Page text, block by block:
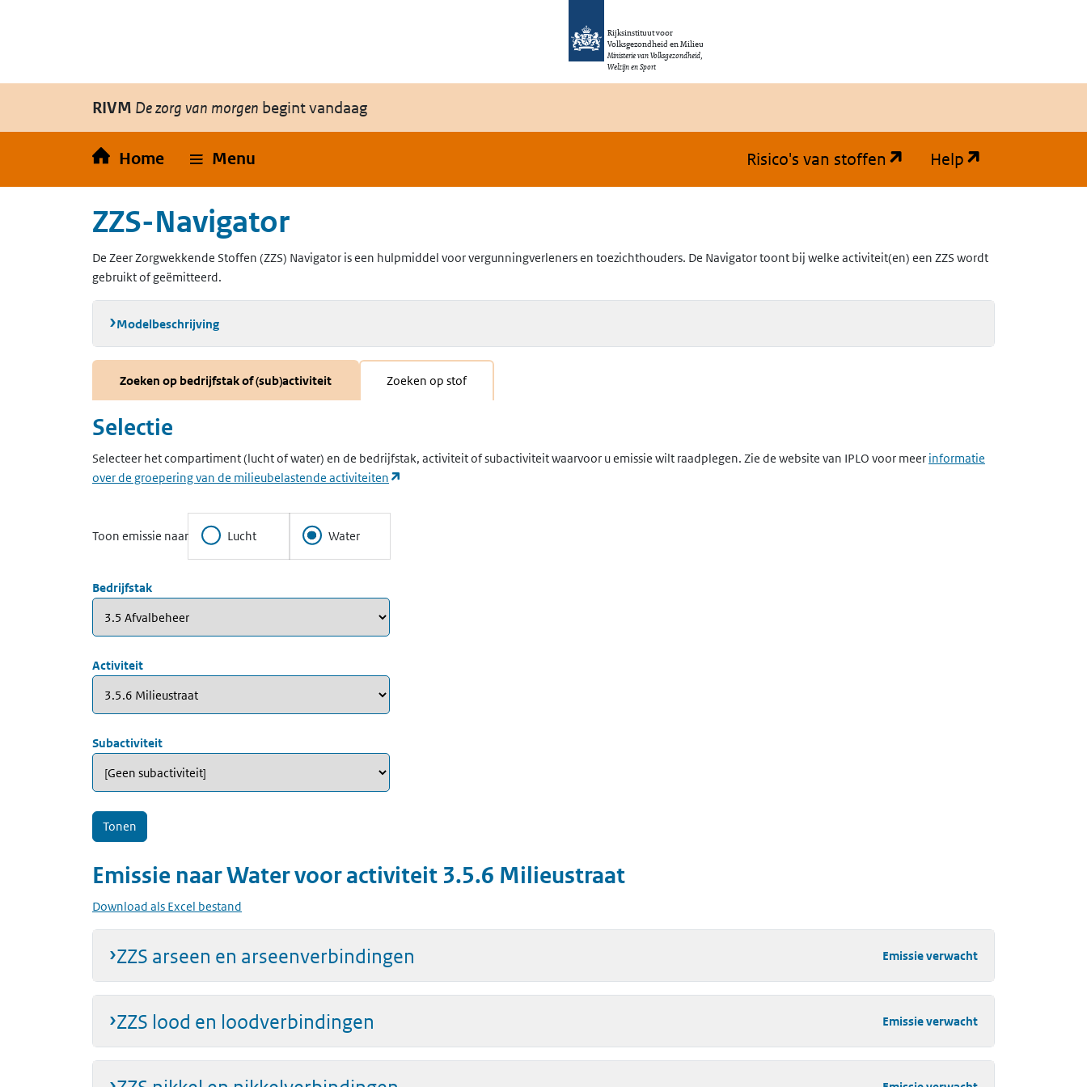
Rijksinstituut voor
Volksgezondheid en Milieu
Ministerie van Volksgezondheid,
Welzijn en Sport
RIVM De zorg van morgen begint vandaag
Home Menu Risico's van stoffen (opent in een nieuw
Help
ZZS-Navigator
De Zeer Zorgwekkende Stoffen (ZZS) Navigator is een hulpmiddel voor vergunningverleners en toezichthouders. De Navigator toont bij welke activiteit(en) een ZZS wordt
gebruikt of geëmitteerd.
Modelbeschrijving
Zoeken op bedrijfstak of (sub)activiteit Zoeken op stof
Selectie
Selecteer het compartiment (lucht of water) en de bedrijfstak, activiteit of subactiviteit waarvoor u emissie wilt raadplegen. Zie de website van IPLO voor meer informatie
over de groepering van de milieubelastende activiteiten
Toon emissie naar Lucht Water
Bedrijfstak
Activiteit
Subactiviteit
Emissie naarWatervooractiviteit 3.5.6 Milieustraat
Download als Excel bestand
ZZS arseen en arseenverbindingen Emissie verwacht
ZZS lood en loodverbindingen Emissie verwacht